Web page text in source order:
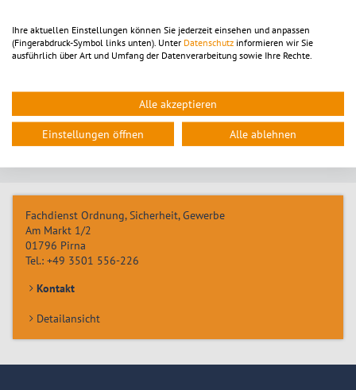
Hinweise zum Beweisfoto
Weitere Bearbeitung privater Anzeigen durch
die Behörde
Fachdienst Ordnung, Sicherheit, Gewerbe
Am Markt 1/2
01796 Pirna
Tel.: +49 3501 556-226
Kontakt
Detailansicht
Ihre aktuellen Einstellungen können Sie jederzeit einsehen und anpassen
(Fingerabdruck-Symbol links unten). Unter Datenschutz informieren wir Sie
ausführlich über Art und Umfang der Datenverarbeitung sowie Ihre Rechte.
Alle akzeptieren
Einstellungen öffnen Alle ablehnen